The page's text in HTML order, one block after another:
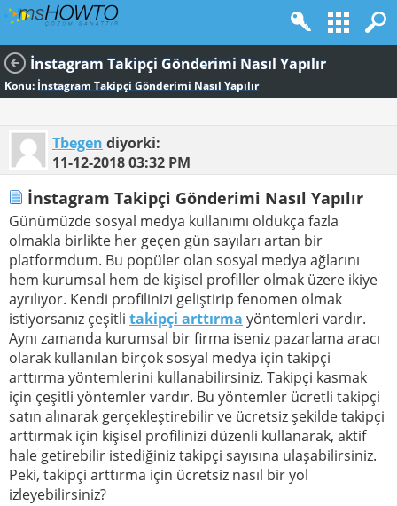
İnstagram Takipçi Gönderimi Nasıl Yapılır
Konu: İnstagram Takipçi Gönderimi Nasıl Yapılır
Tbegen diyorki:
11-12-201803:32 PM
İnstagram Takipçi Gönderimi Nasıl Yapılır
Günümüzde sosyal medya kullanımı oldukça fazla
olmakla birlikte her geçen gün sayıları artan bir
platformdum. Bu popüler olan sosyal medya ağlarını
hem kurumsal hem de kişisel profiller olmak üzere ikiye
ayrılıyor. Kendi profilinizi geliştirip fenomen olmak
istiyorsanız çeşitli takipçi arttırma yöntemleri vardır.
Aynı zamanda kurumsal bir firma iseniz pazarlama aracı
olarak kullanılan birçok sosyal medya için takipçi
arttırma yöntemlerini kullanabilirsiniz. Takipçi kasmak
için çeşitli yöntemler vardır. Bu yöntemler ücretli takipçi
satın alınarak gerçekleştirebilir ve ücretsiz şekilde takipçi
arttırmak için kişisel profilinizi düzenli kullanarak, aktif
hale getirebilir istediğiniz takipçi sayısına ulaşabilirsiniz.
Peki, takipçi arttırma için ücretsiz nasıl bir yol
izleyebilirsiniz?